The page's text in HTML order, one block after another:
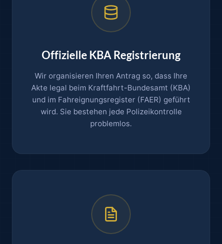
Offizielle KBA Registrierung
Wir organisieren Ihren Antrag so, dass Ihre
Akte legal beim Kraftfahrt-Bundesamt (KBA)
und im Fahreignungsregister (FAER) geführt
wird. Sie bestehen jede Polizeikontrolle
problemlos.